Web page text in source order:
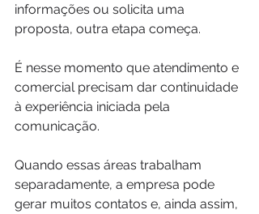
informações ou solicita uma
proposta, outra etapa começa.
É nesse momento que atendimento e
comercial precisam dar continuidade
à experiência iniciada pela
comunicação.
Quando essas áreas trabalham
separadamente, a empresa pode
gerar muitos contatos e, ainda assim,